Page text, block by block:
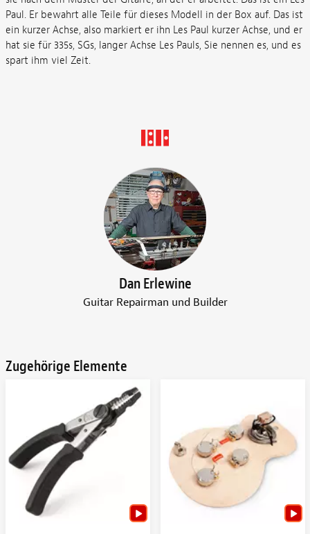
Paul. Er bewahrt alle Teile für dieses Modell in der Box auf. Das ist
ein kurzer Achse, also markiert er ihn Les Paul kurzer Achse, und er
hat sie für 335s, SGs, langer Achse Les Pauls, Sie nennen es, und es
spart ihm viel Zeit.
Dan Erlewine
Guitar Repairman und Builder
Zugehörige Elemente